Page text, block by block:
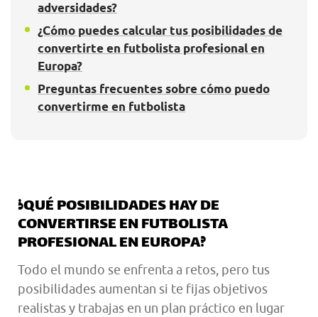
adversidades?
¿Cómo puedes calcular tus posibilidades de
convertirte en futbolista profesional en
Europa?
Preguntas frecuentes sobre cómo puedo
convertirme en futbolista
¿QUÉ POSIBILIDADES HAY DE
CONVERTIRSE EN FUTBOLISTA
PROFESIONAL EN EUROPA?
Todo el mundo se enfrenta a retos, pero tus
posibilidades aumentan si te fijas objetivos
realistas y trabajas en un plan práctico en lugar